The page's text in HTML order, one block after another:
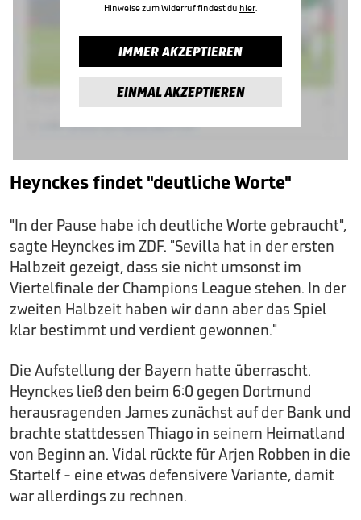
Hinweise zum Widerruf findest du hier.
IMMER AKZEPTIEREN
EINMAL AKZEPTIEREN
Heynckes findet "deutliche Worte"
"In der Pause habe ich deutliche Worte gebraucht",
sagte Heynckes im ZDF. "Sevilla hat in der ersten
Halbzeit gezeigt, dass sie nicht umsonst im
Viertelfinale der Champions League stehen. In der
zweiten Halbzeit haben wir dann aber das Spiel
klar bestimmt und verdient gewonnen."
Die Aufstellung der Bayern hatte überrascht.
Heynckes ließ den beim 6:0 gegen Dortmund
herausragenden James zunächst auf der Bank und
brachte stattdessen Thiago in seinem Heimatland
von Beginn an. Vidal rückte für Arjen Robben in die
Startelf - eine etwas defensivere Variante, damit
war allerdings zu rechnen.